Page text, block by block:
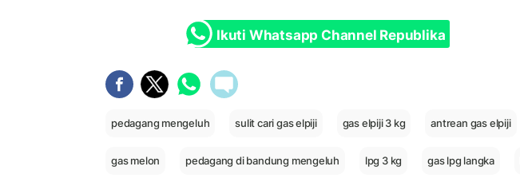
Ikuti Whatsapp Channel Republika
pedagang mengeluh sulit cari gas elpiji gas elpiji 3 kg antrean gas elpiji
gas melon pedagang di bandung mengeluh lpg 3 kg gas lpg langka